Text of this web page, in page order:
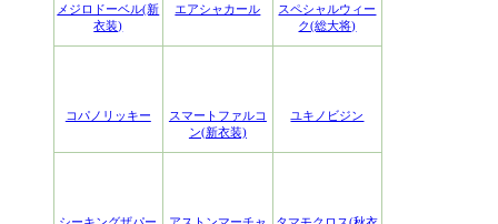
メジロドーベル(新
衣装)
エアシャカール
スペシャルウィー
ク(総大将)
コパノリッキー
スマートファルコ
ン(新衣装)
ユキノビジン